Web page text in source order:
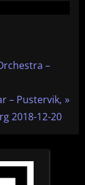
–
– Pustervik,
2018-12-20